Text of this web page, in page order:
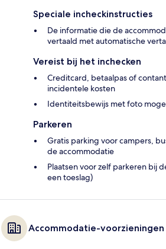
Speciale incheckinstructies
De informatie die de
vertaald met automatische
Vereist bij het inchecken
Creditcard, betaalpas of
incidentele kosten
Identiteitsbewijs met foto
Parkeren
Gratis parking voor campers,
de accommodatie
Plaatsen voor zelf parkeren bij
een toeslag)
Accommodatie-voorzieningen